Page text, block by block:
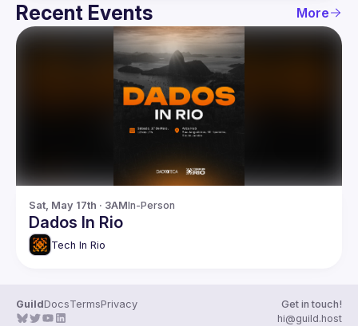
Recent Events More
Sat, May 17th · 3AMIn-Person
Dados In Rio
Tech In Rio
GuildDocsTermsPrivacy
Get in touch!
hi@guild.host